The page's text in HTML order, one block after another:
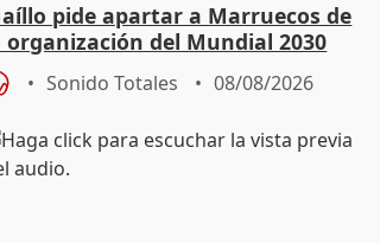
pide apartar a Marruecos de
organización del Mundial 2030
Sonido Totales 08/08/2026